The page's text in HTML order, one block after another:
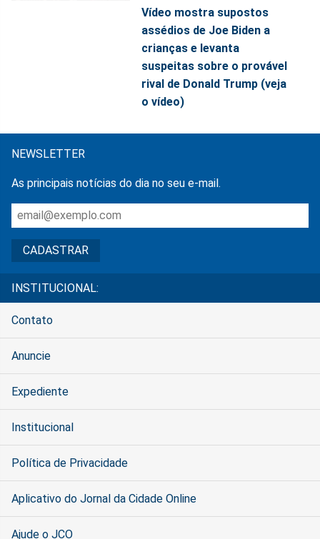
Vídeo mostra supostos
assédios de Joe Biden a
crianças e levanta
suspeitas sobre o provável
rival de Donald Trump (veja
o vídeo)
NEWSLETTER
As principais notícias do dia no seu e-mail.
INSTITUCIONAL:
Contato
Anuncie
Expediente
Institucional
Política de Privacidade
Aplicativo do Jornal da Cidade Online
Ajude o JCO